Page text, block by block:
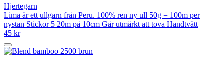
Hjertegarn
Lima är ett ullgarn från Peru. 100% ren ny ull 50g = 100m per
nystan Stickor 5 20m på 10cm Går utmärkt att tova Handtvätt
45 kr